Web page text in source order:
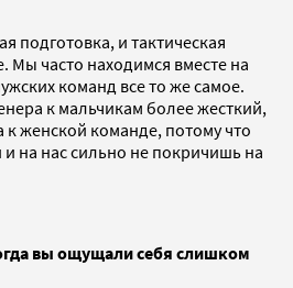
подготовка, и тактическая
часто находимся вместе на
команд все то же самое.
к мальчикам более жесткий,
женской команде, потому что
на нас сильно не покричишь на
вы ощущали себя слишком